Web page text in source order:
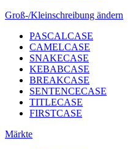
Groß-/Kleinschreibung ändern
PASCALCASE
CAMELCASE
SNAKECASE
KEBABCASE
BREAKCASE
SENTENCECASE
TITLECASE
FIRSTCASE
Märkte